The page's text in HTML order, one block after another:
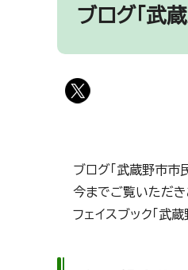
ブログ「武
ブログ「武蔵野市市
今までご覧いただき
フェイスブック「武